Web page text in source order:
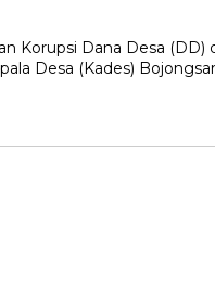
Korupsi Dana Desa
Desa (Kades)